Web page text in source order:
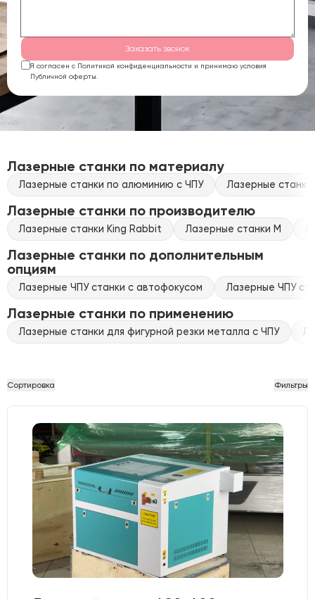
Заказать звонок
Я согласен с Политикой конфиденциальности и принимаю условия
Публичной оферты.
Лазерные станки по материалу
Лазерные станки по алюминию с ЧПУ Лазерные
Лазерные станки по производителю
Лазерные станки King Rabbit Лазерные станки M
Лазерные станки по дополнительным
опциям
Лазерные ЧПУ станки с автофокусом Лазерные ЧПУ
Лазерные станки по применению
Лазерные станки для фигурной резки металла с ЧПУ
Сортировка Фильтры